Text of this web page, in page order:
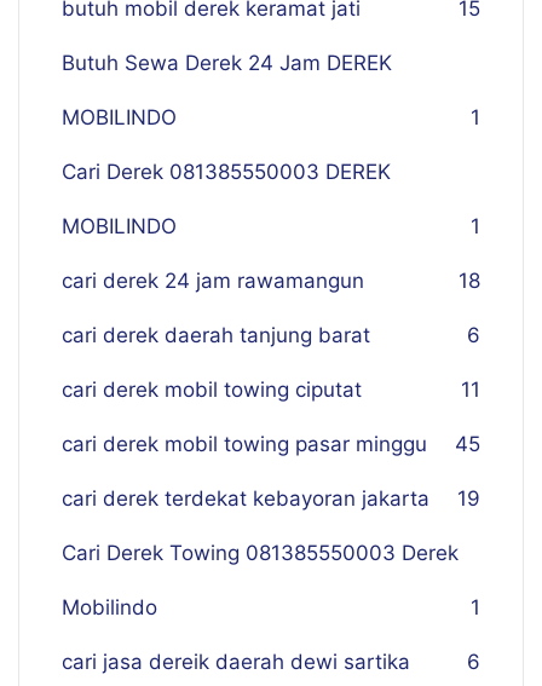
butuh mobil derek keramat jati 15
Butuh Sewa Derek 24 Jam DEREK
MOBILINDO 1
Cari Derek 081385550003 DEREK
MOBILINDO 1
cari derek 24 jam rawamangun 18
cari derek daerah tanjung barat 6
cari derek mobil towing ciputat 11
cari derek mobil towing pasar minggu 45
cari derek terdekat kebayoran jakarta 19
Cari Derek Towing 081385550003 Derek
Mobilindo 1
cari jasa dereik daerah dewi sartika 6